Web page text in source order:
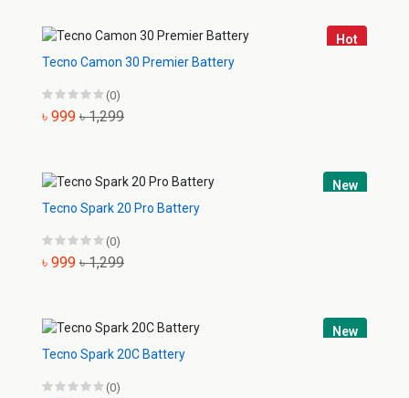
Hot
Tecno Camon 30 Premier Battery
(0)
৳ 999 ৳ 1,299
New
Tecno Spark 20 Pro Battery
(0)
৳ 999 ৳ 1,299
New
Tecno Spark 20C Battery
(0)